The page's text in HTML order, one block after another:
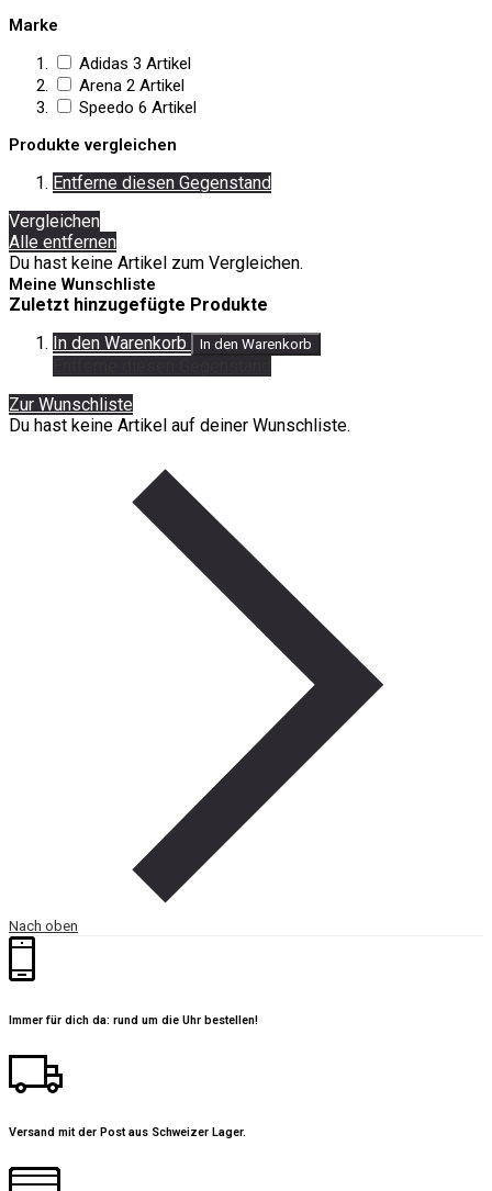
Marke
Adidas 3 Artikel
Arena 2 Artikel
Speedo 6 Artikel
Produkte vergleichen
Entferne diesen Gegenstand
Vergleichen
Alle entfernen
Du hast keine Artikel zum Vergleichen.
Meine Wunschliste
Zuletzt hinzugefügte Produkte
In den Warenkorb
In den Warenkorb
Zur Wunschliste
Du hast keine Artikel auf deiner Wunschliste.
Nach oben
Immer für dich da: rund um die Uhr bestellen!
Versand mit der Post aus Schweizer Lager.